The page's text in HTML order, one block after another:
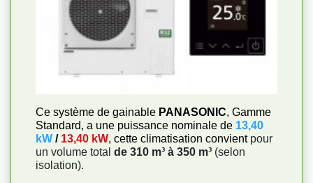
Ce système de gainable PANASONIC, Gamme
Standard, a une puissance nominale de 13,40
kW / 13,40 kW, cette climatisation convientpour
un volume total de 310 m³ à 350 m³ (selon
isolation).